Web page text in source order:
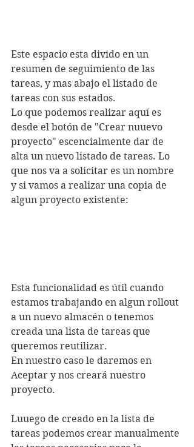
Este espacio esta divido en un
resumen de seguimiento de las
tareas, y mas abajo el listado de
tareas con sus estados.
Lo que podemos realizar aquí es
desde el botón de "Crear nuuevo
proyecto" escencialmente dar de
alta un nuevo listado de tareas. Lo
que nos va a solicitar es un nombre
y si vamos a realizar una copia de
algun proyecto existente:
Esta funcionalidad es útil cuando
estamos trabajando en algun rollout
a un nuevo almacén o tenemos
creada una lista de tareas que
queremos reutilizar.
En nuestro caso le daremos en
Aceptar y nos creará nuestro
proyecto.
Luuego de creado en la lista de
tareas podemos crear manualmente